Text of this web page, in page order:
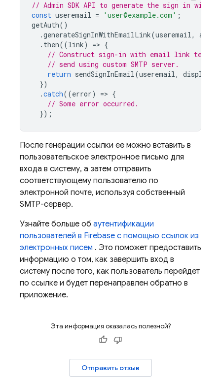
// Admin SDK API to generate the sign in with
const useremail = 'user@example.com' ;
getAuth()
.generateSignInWithEmailLink(useremail,
. then((link) => {
// Construct sign-in with email link
// send using custom SMTP server.
return sendSignInEmail(useremail,
})
.catch((error) => {
// Some error occurred.
});
После генерации ссылки ее можно вставить в
пользовательское электронное письмо для
входа в систему, а затем отправить
соответствующему пользователю по
электронной почте, используя собственный
SMTP-сервер.
Узнайте больше об аутентификации
пользователей в Firebase с помощью ссылок из
электронных писем . Это поможет предоставить
информацию о том, как завершить вход в
систему после того, как пользователь перейдет
по ссылке и будет перенаправлен обратно в
приложение.
Эта информация оказалась полезной?
Отправить отзыв